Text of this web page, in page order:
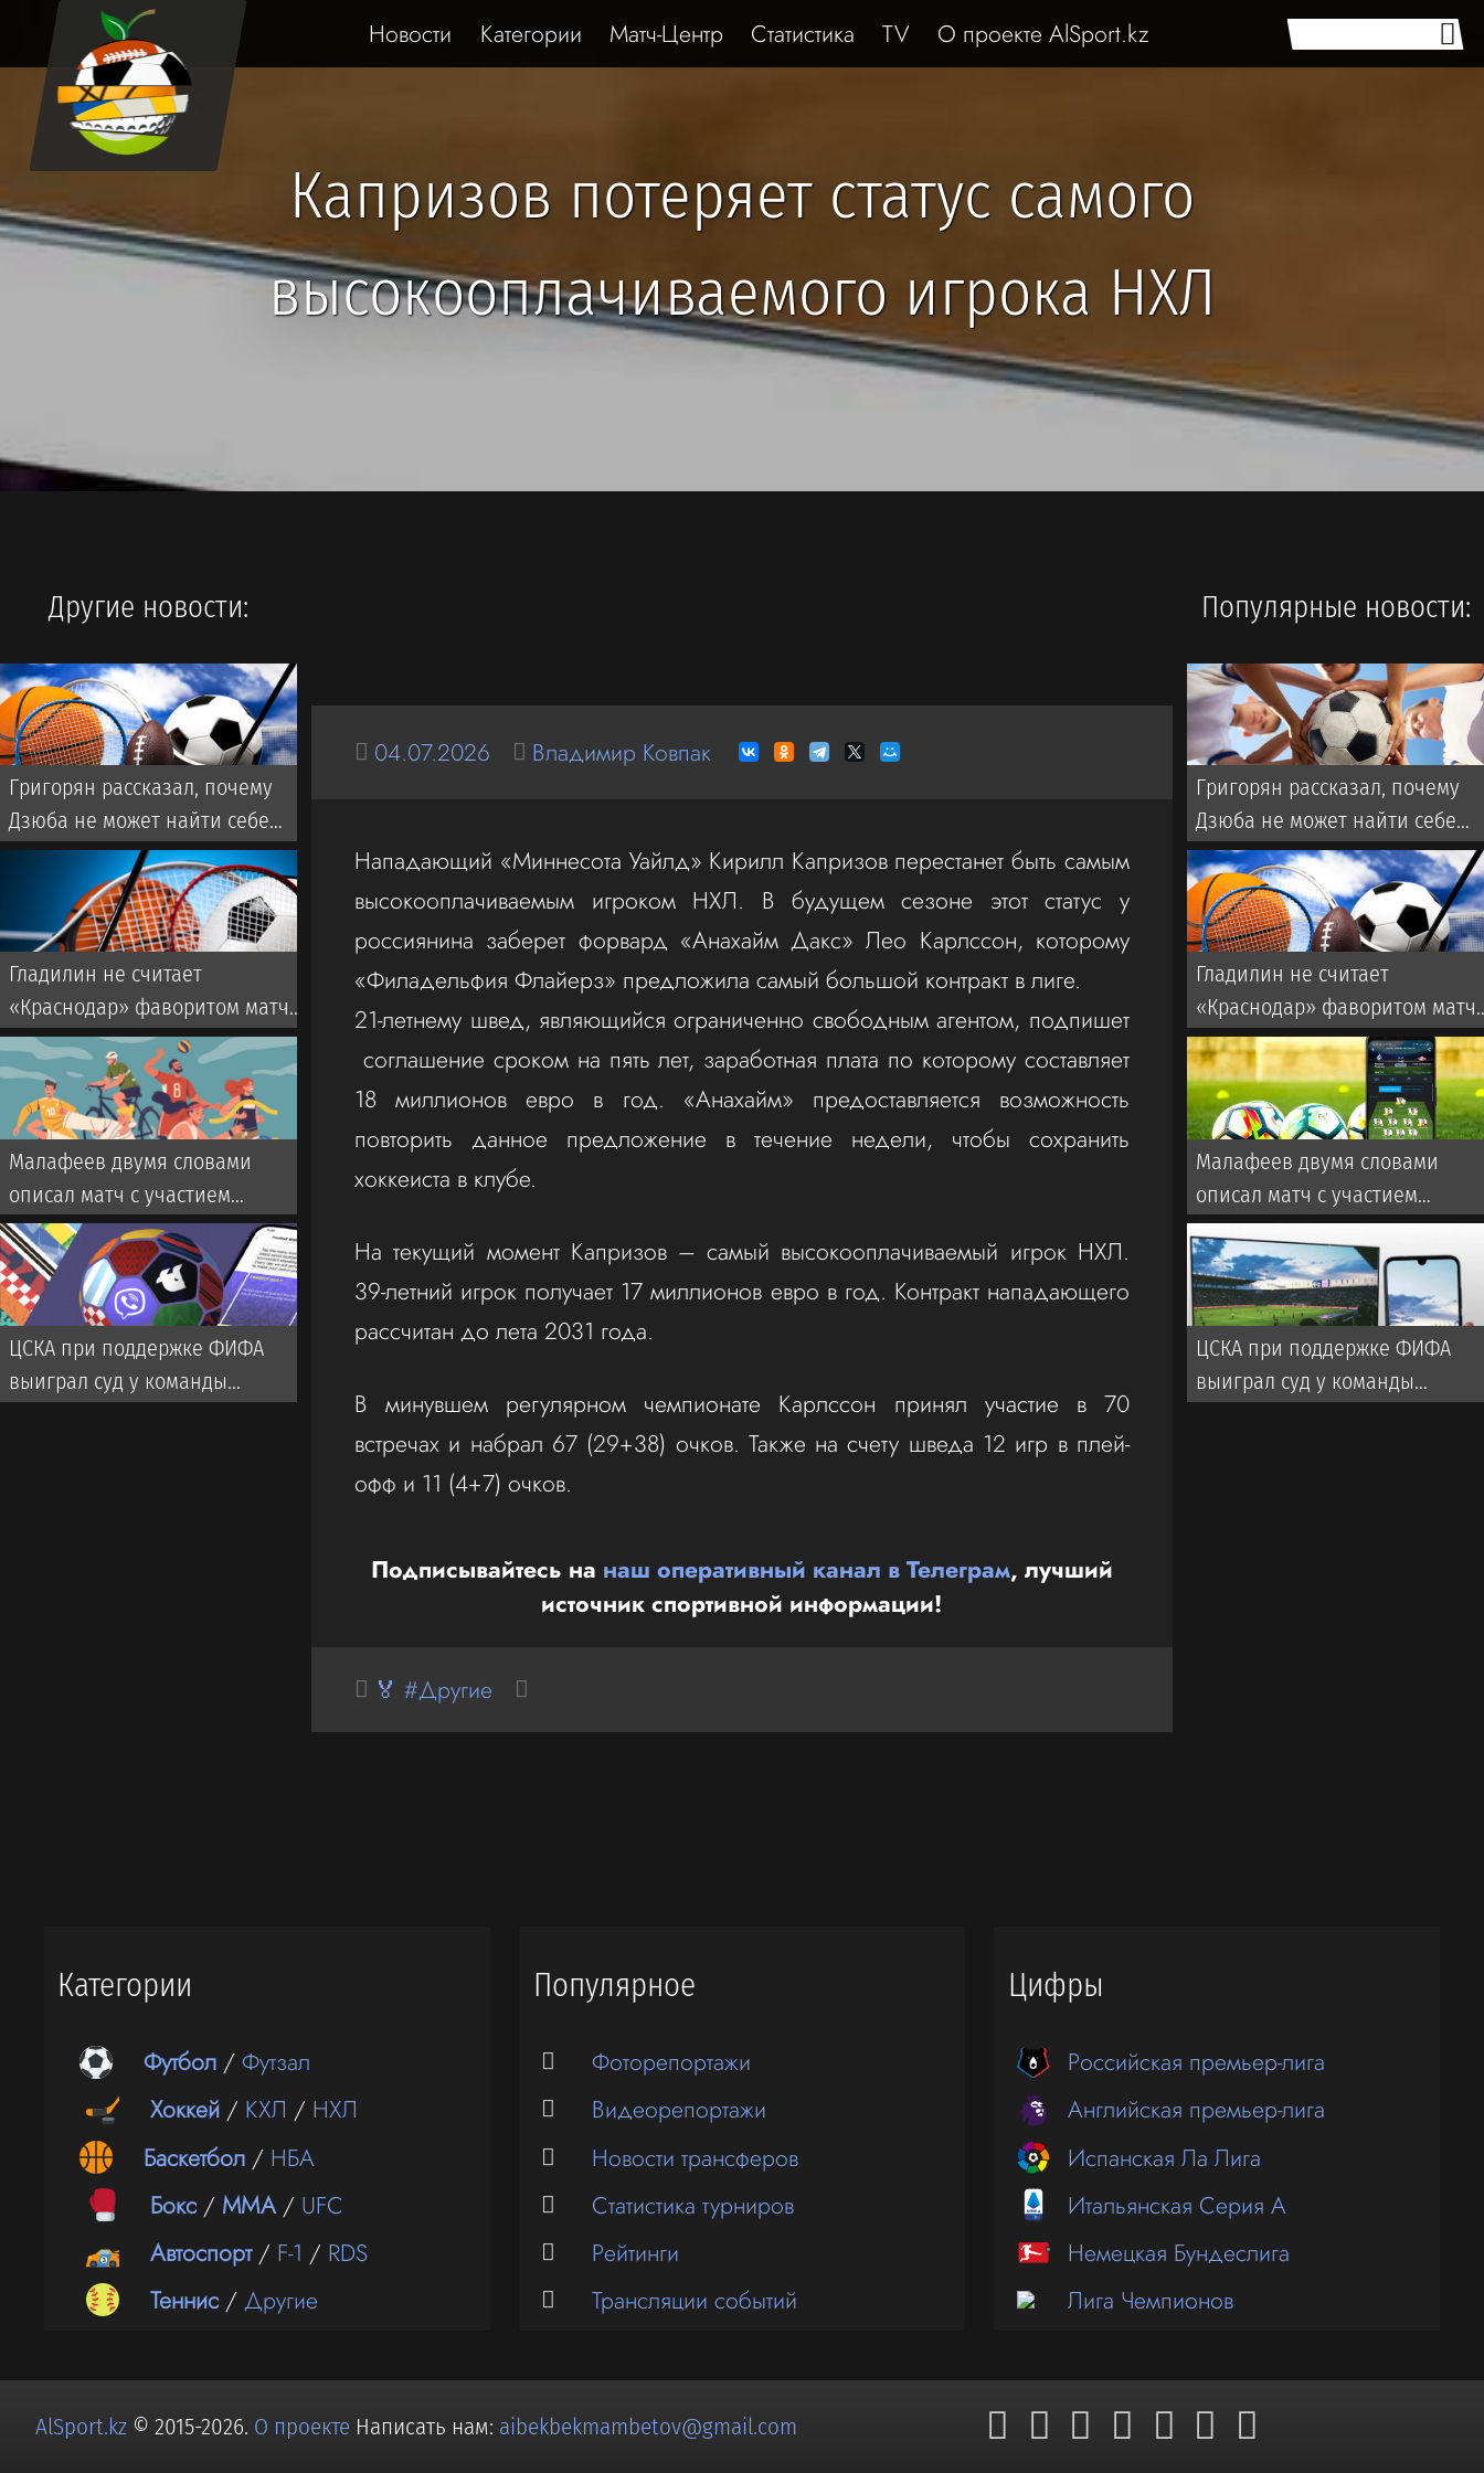
Новости Категории Матч-Центр Статистика TV О проекте AlSport.kz
Капризов потеряет статус самого
высокооплачиваемого игрока НХЛ
04.07.2026 Владимир Ковпак
Нападающий «Миннесота Уайлд» Кирилл Капризов перестанет быть самым
высокооплачиваемым игроком НХЛ. В будущем сезоне этот статус у
россиянина заберет форвард «Анахайм Дакс» Лео Карлссон, которому
«Филадельфия Флайерз» предложила самый большой контракт в лиге.
21-летнему швед, являющийся ограниченно свободным агентом, подпишет
соглашение сроком на пять лет, заработная плата по которому составляет
18 миллионов евро в год. «Анахайм» предоставляется возможность
повторить данное предложение в течение недели, чтобы сохранить
хоккеиста в клубе.
На текущий момент Капризов – самый высокооплачиваемый игрок НХЛ.
39-летний игрок получает 17 миллионов евро в год. Контракт нападающего
рассчитан до лета 2031 года.
В минувшем регулярном чемпионате Карлссон принял участие в 70
встречах и набрал 67 (29+38) очков. Также на счету шведа 12 игр в плей-
офф и 11 (4+7) очков.
Подписывайтесь на наш оперативный канал в Телеграм, лучший
источник спортивной информации!
🏅 #Другие
Другие новости:
Григорян рассказал, почему
Дзюба не может найти себе
команду в РПЛ
Гладилин не считает
«Краснодар» фаворитом матча
со «Спартаком» в РПЛ
Малафеев двумя словами
описал матч с участием
ветеранов «Зенита». Во время
игры использовалась
пиротехника
ЦСКА при поддержке ФИФА
выиграл суд у команды
Популярные новости:
Григорян рассказал, почему
Дзюба не может найти себе
команду в РПЛ
Гладилин не считает
«Краснодар» фаворитом
со «Спартаком» в РПЛ
Малафеев двумя словами
описал матч с участием
ветеранов «Зенита». Во время
игры использовалась
пиротехника
ЦСКА при поддержке ФИФА
выиграл суд у команды
Категории
Футбол /Футзал
Хоккей / КХЛ / НХЛ
Баскетбол / НБА
Бокс / ММА/ UFC
Автоспорт/ F-1 / RDS
Теннис /Другие
Популярное
Фоторепортажи
Видеорепортажи
Новости трансферов
Статистика турниров
Рейтинги
Трансляции событий
Цифры
Российская премьер-лига
Английская премьер-лига
Испанская Ла Лига
Итальянская Серия А
Немецкая Бундеслига
Лига Чемпионов
AlSport.kz © 2015-2026. О проекте Написать нам: aibekbekmambetov@gmail.com